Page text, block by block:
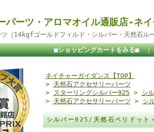
パーツ・アロマオイル通販店-ネ
（14kgfゴールドフィルド・シルバー・天然石ル
■ショッピングカートをみる■
ネイチャーガイダンス【TOP】
> 天然石アクセサリーパーツ
> スターリングシルバー925 > シ
> 天然石アクセサリーパーツ > シ
シルバー925/天然石ペリドッ